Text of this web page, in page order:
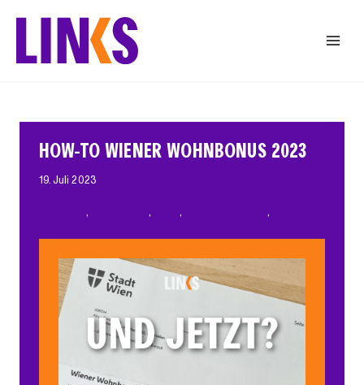
HOW-TO WIENER WOHNBONUS 2023
19. Juli 2023
Allgemein, Kampagnen, Klima, Neues von LINKS,